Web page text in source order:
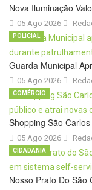
Nova Iluminação
05 Ago 2026
Guarda Municipal
05 Ago 2026
POLICIAL
Shopping São
05 Ago 2026
COMÉRCIO
Nosso Prato Do
CIDADANIA